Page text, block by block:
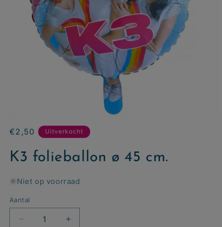
Normale
€2,50 Uitverkocht
K3 folieballon ø 45 cm.
Niet op voorraad
Aantal
Aantal
Aantal